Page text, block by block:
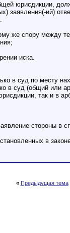
юрисдикции,
заявления(-ий)
же спору между
иска.
в суд по месту
в суд (общий или
так и в
стороны
в
« Предыдущая тема